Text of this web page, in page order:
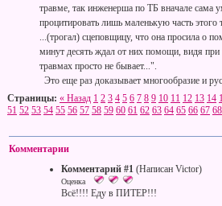
травме, так инженерша по ТБ вначале сама
процитировать лишь маленькую часть этого
...(трогал) сцеповщицу, что она просила о
минут десять ждал от них помощи, видя при
травмах просто не бывает...".
Это еще раз доказывает многообразие и
Страницы: « Назад 1 2 3 4 5 6 7 8 9 10 11 12 13 14
51 52 53 54 55 56 57 58 59 60 61 62 63 64 65 66 67 68
Комментарии
Комментарий #1 (Написан Victor)
Оценка
Всё!!!! Еду в ПИТЕР!!!